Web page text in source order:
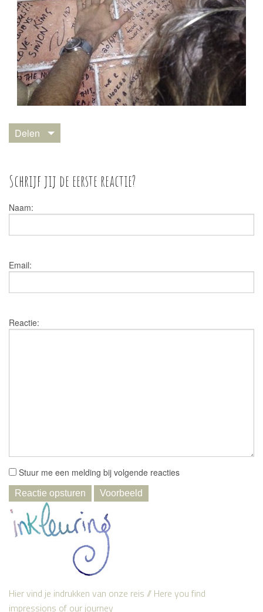
Delen
Schrijf jij de eerste reactie?
Naam:
Email:
Reactie:
Stuur me een melding bij volgende reacties
Hier vind je indrukken van onze reis // Here you find
impressions of our journey